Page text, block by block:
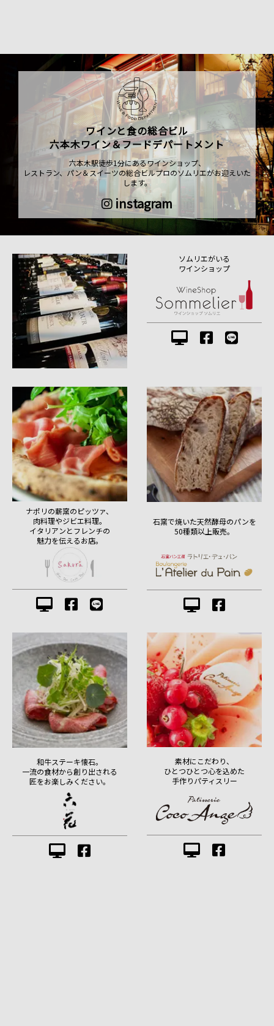
ワインと食の総合ビル
六本木ワイン＆フードデパートメント
六本木駅徒歩1分にあるワインショップ、
レストラン、パン＆スイーツの総合ビルプロのソムリエがお迎えいた
します。
instagram
ソムリエがいる
ワインショップ
ナポリの薪窯のピッツァ、
肉料理やジビエ料理。
イタリアンとフレンチの
魅力を伝えるお店。
石窯で焼いた天然酵母のパンを
50種類以上販売。
和牛ステーキ懐石。
一流の食材から創り出される
匠をお楽しみください。
素材にこだわり、
ひとつひとつ心を込めた
手作りパティスリー